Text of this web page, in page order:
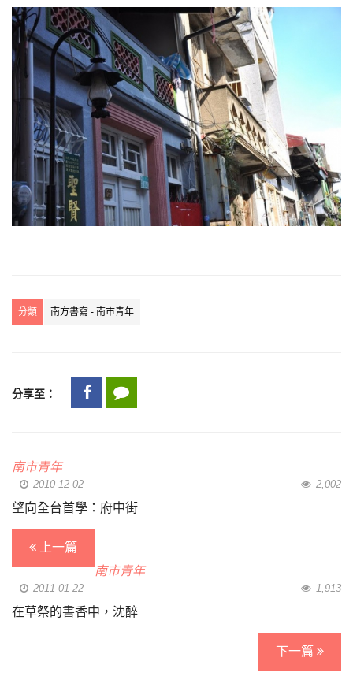
分類 南方書寫 - 南市青年
分享至：
南市青年
2010-12-02 2,002
望向全台首學：府中街
上一篇
南市青年
2011-01-22 1,913
在草祭的書香中，沈醉
下一篇